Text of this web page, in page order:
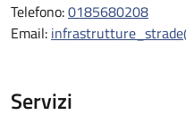
Telefono:0185680208
Email:
Servizi